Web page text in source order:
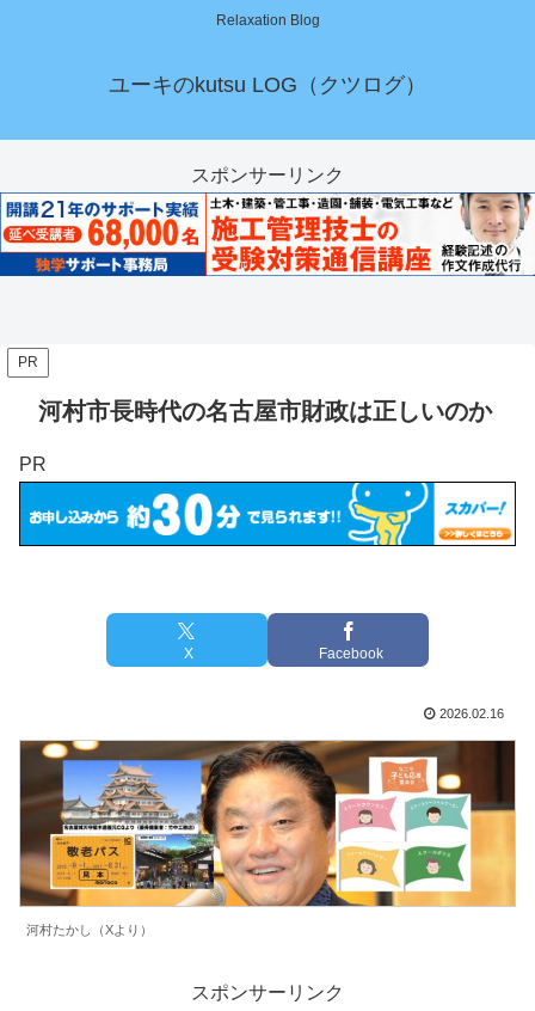
Relaxation Blog
ユーキのkutsu LOG（クツログ）
スポンサーリンク
PR
河村市長時代の名古屋市財政は正しいのか
PR
X Facebook
2026.02.16
河村たかし（Xより）
スポンサーリンク